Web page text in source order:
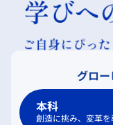
グロー
本科
創造に挑み、変革